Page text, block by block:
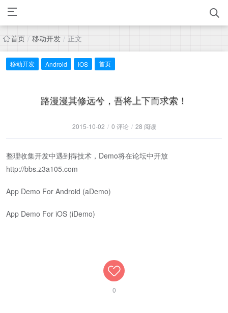
首页 / 移动开发 / 正文
移动开发 Android iOS 首页
路漫漫其修远兮，吾将上下而求索！
2015-10-02 / 0 评论 / 28 阅读
整理收集开发中遇到得技术，Demo将在论坛中开放
http://bbs.z3a105.com
App Demo For Android (aDemo)
App Demo For iOS (iDemo)
0